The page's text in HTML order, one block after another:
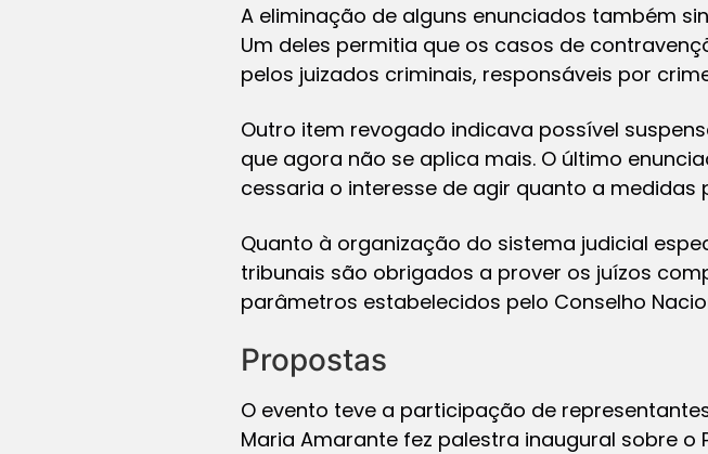
A eliminação de alguns enunciados também
Um deles permitia que os casos de
pelos juizados criminais, responsáveis por
Outro item revogado indicava possível
que agora não se aplica mais. O último
cessaria o interesse de agir quanto a medidas
Quanto à organização do sistema judicial
tribunais são obrigados a prover os juízos
parâmetros estabelecidos pelo Conselho
Propostas
O evento teve a participação de
Maria Amarante fez palestra inaugural sobre o